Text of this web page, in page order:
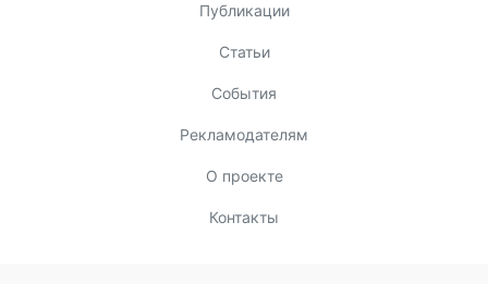
Публикации
Статьи
События
Рекламодателям
О проекте
Контакты